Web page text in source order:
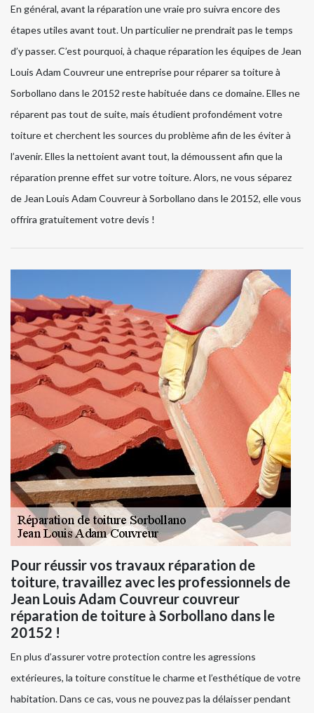
En général, avant la réparation une vraie pro suivra encore des
étapes utiles avant tout. Un particulier ne prendrait pas le temps
d’y passer. C’est pourquoi, à chaque réparation les équipes de Jean
Louis Adam Couvreur une entreprise pour réparer sa toiture à
Sorbollano dans le 20152 reste habituée dans ce domaine. Elles ne
réparent pas tout de suite, mais étudient profondément votre
toiture et cherchent les sources du problème afin de les éviter à
l’avenir. Elles la nettoient avant tout, la démoussent afin que la
réparation prenne effet sur votre toiture. Alors, ne vous séparez
de Jean Louis Adam Couvreur à Sorbollano dans le 20152, elle vous
offrira gratuitement votre devis !
Pour réussir vos travaux réparation de
toiture, travaillez avec les professionnels de
Jean Louis Adam Couvreur couvreur
réparation de toiture à Sorbollano dans le
20152 !
En plus d’assurer votre protection contre les agressions
extérieures, la toiture constitue le charme et l’esthétique de votre
habitation. Dans ce cas, vous ne pouvez pas la délaisser pendant